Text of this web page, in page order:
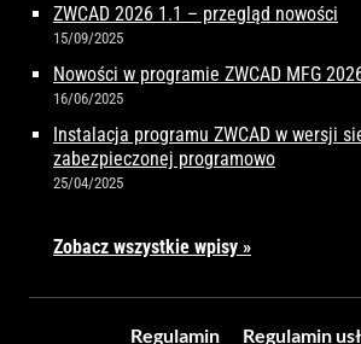
ZWCAD 2026 1.1 – przegląd nowości
15/09/2025
Nowości w programie ZWCAD MFG
16/06/2025
Instalacja programu ZWCAD w wersji
zabezpieczonej programowo
25/04/2025
Zobacz wszystkie wpisy »
Regulamin Regulamin